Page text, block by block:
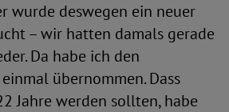
wurde deswegen ein neuer
– wir hatten damals gerade
Da habe ich den
übernommen. Dass
Jahre werden sollten, habe